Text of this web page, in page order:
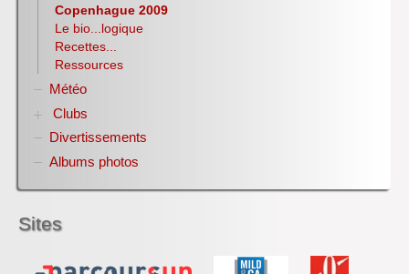
Philosophie
Pix
Physique-Chimie
Notices d’utilisation de logiciels
S.T.M.G.
S.V.T
Lycéens au cinéma
Année 2016-2017
Année 2017-2018
Année 2018-2019
Année 2019-2020
Année 2020-2021
Année 2022-2023
Année 2023-2024
Année 2024-2025
Année 2025-2026
Copenhague 2009
Le bio...logique
Recettes...
Ressources
Météo
Clubs
Club ZETETIQUE
Divertissements
Albums photos
Sites